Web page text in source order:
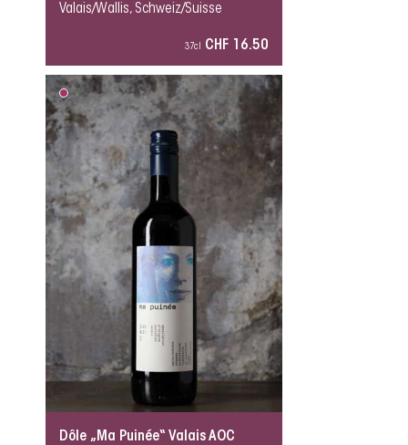
Valais/Wallis, Schweiz/Suisse
37cl CHF 16.50
Dôle „Ma Puinée“ Valais AOC